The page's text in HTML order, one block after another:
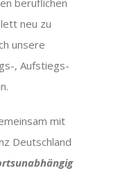
neu zu
unsere
, Aufstiegs-
mit
Deutschland